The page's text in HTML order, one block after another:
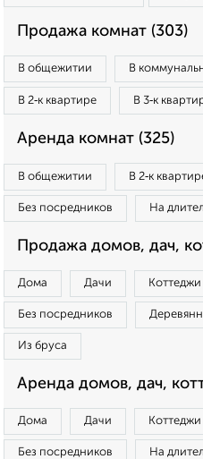
Продажа комнат (303)
В общежитии В
В 2‑к квартире В 3‑к
Аренда комнат (325)
В общежитии В 2‑к
Без посредников На
Продажа домов, дач,
Дома Дачи Коттеджи
Без посредников
Из бруса
Аренда домов, дач,
Дома Дачи Коттеджи
Без посредников На